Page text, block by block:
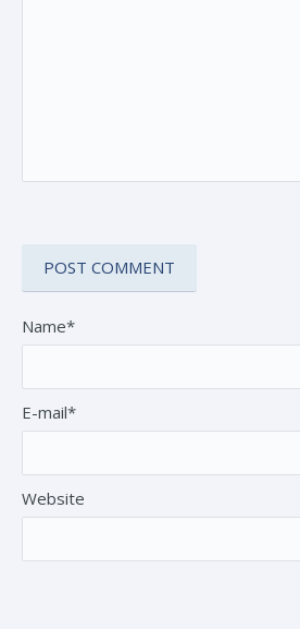
Name*
E-mail*
Website